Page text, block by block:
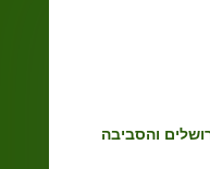
והסביבה